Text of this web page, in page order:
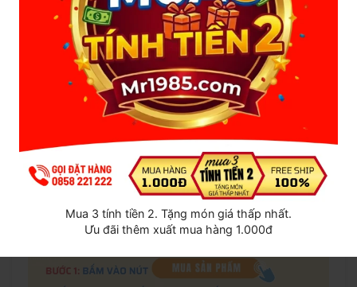
xúc của mình mạnh nhẹ tùy thích, nếu dương vật có chế độ
rung ngoáy bạn có thể bật lên và hưởng thụ.
- Bước 4:Sau khi sử dụng bạn vệ sinh sạch sẽ với nước và
xà phòng, lau khô, để nơi thoáng mát và kín đáo là được.
Vì là đồ chơi tình dục bạn nên sử dụng riêng,
không xài chung cũng như chia sẻ đồ chơi tình dục cho
người khác tránh lây nhiễm các bệnh tình dục. Nên vệ sinh
trước và sau khi sử dụng.
Mua 3 tính tiền 2. Tặng món giá thấp nhất.
Ưu đãi thêm xuất mua hàng 1.000đ